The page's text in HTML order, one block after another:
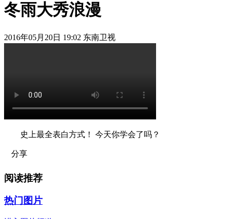
冬雨大秀浪漫
2016年05月20日 19:02 东南卫视
史上最全表白方式！ 今天你学会了吗？
分享
阅读推荐
热门图片